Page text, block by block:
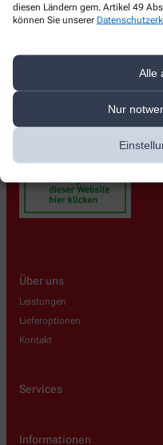
diesen Ländern gem. Artikel 49
können Sie unserer
Alle
Nur
Josef-Schmitt-Str. 28, 97922
09343613288
Über uns
Leistungen
Lieferoptionen
Kontakt
Services
Informationen